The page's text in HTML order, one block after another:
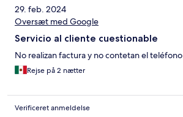
29. feb. 2024
Oversæt med Google
Servicio al cliente cuestionable
No realizan factura y no contetan el teléfono
Rejse på 2 nætter
Verificeret anmeldelse